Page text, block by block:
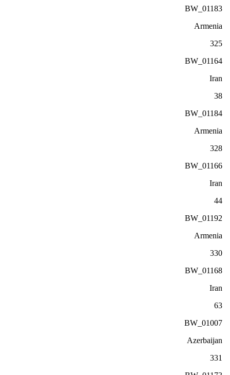
BW_01183
Armenia
325
BW_01164
Iran
38
BW_01184
Armenia
328
BW_01166
Iran
44
BW_01192
Armenia
330
BW_01168
Iran
63
BW_01007
Azerbaijan
331